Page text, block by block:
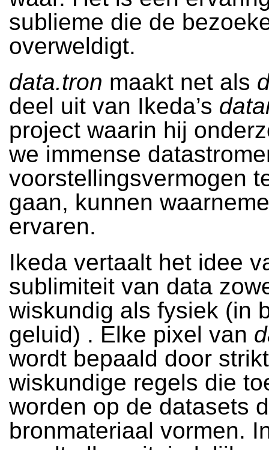
sublieme die de
overweldigt.
data.tron maakt net als
deel uit van Ikeda’s
project waarin hij
we immense
voorstellingsvermogen
gaan, kunnen
ervaren.
Ikeda vertaalt het idee
sublimiteit van data
wiskundig als fysiek (in
geluid) . Elke pixel van
wordt bepaald door strikt
wiskundige regels die
worden op de datasets
bronmateriaal vormen.